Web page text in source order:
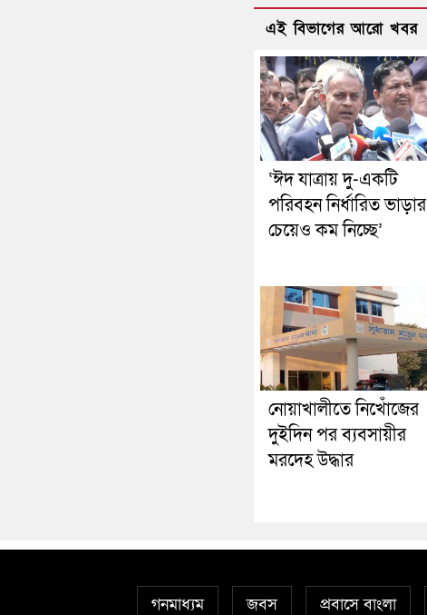
এই বিভাগের আরো খবর
‘ঈদ যাত্রায় দু-একটি
পরিবহন নির্ধারিত ভাড়ার
চেয়েও কম নিচ্ছে’
নোয়াখালীতে নিখোঁজের
দুইদিন পর ব্যবসায়ীর
মরদেহ উদ্ধার
গনমাধ্যম জবস প্রবাসে বাংলা